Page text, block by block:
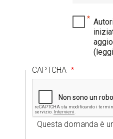
CAPTCHA
Questa domanda è